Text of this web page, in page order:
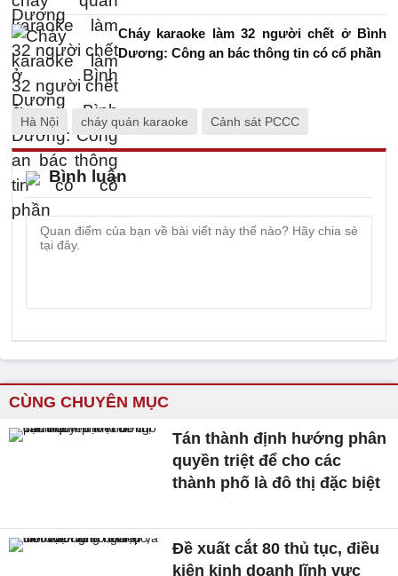
Cháy karaoke làm 32 người chết ở Bình
Dương: Công an bác thông tin có cổ phần
Hà Nội cháy quán karaoke Cảnh sát PCCC
Bình luận
CÙNG CHUYÊN MỤC
Tán thành định hướng phân
quyền triệt để cho các
thành phố là đô thị đặc biệt
Đề xuất cắt 80 thủ tục, điều
kiện kinh doanh lĩnh vực